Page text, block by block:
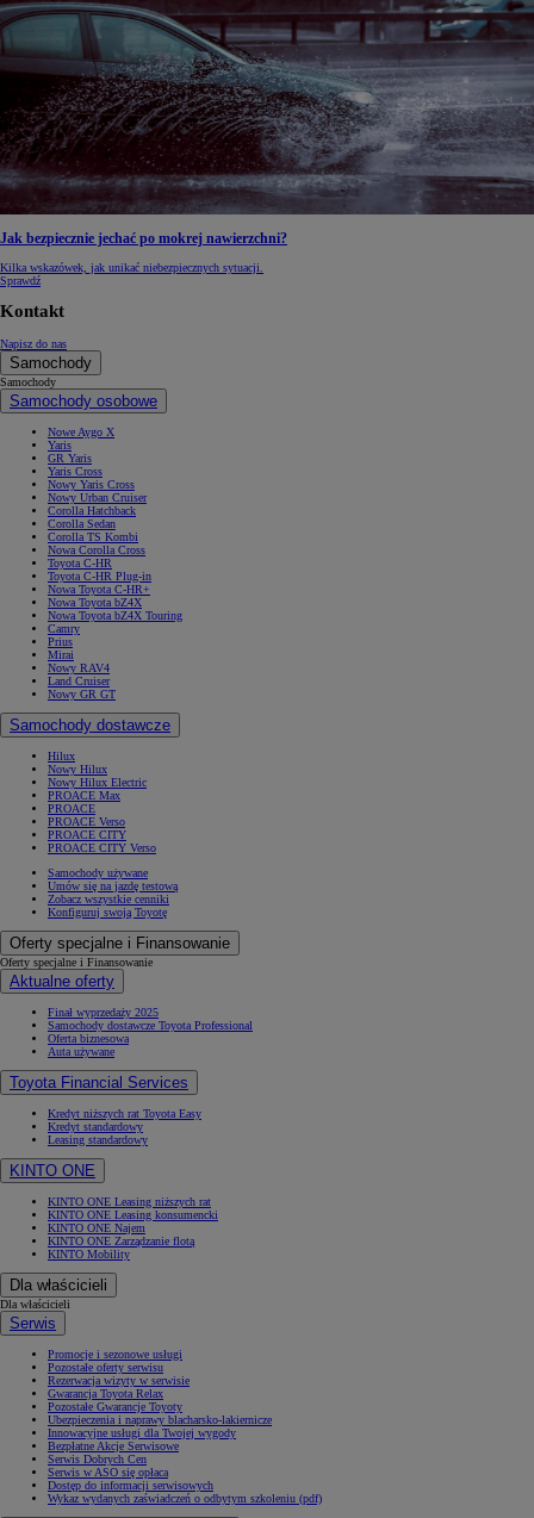
Jak bezpiecznie jechać po mokrej nawierzchni?
Kilka wskazówek, jak unikać niebezpiecznych sytuacji.
Sprawdź
Kontakt
Napisz do nas
Samochody
Samochody
Samochody osobowe
Nowe Aygo X
Yaris
GR Yaris
Yaris Cross
Nowy Yaris Cross
Nowy Urban Cruiser
Corolla Hatchback
Corolla Sedan
Corolla TS Kombi
Nowa Corolla Cross
Toyota C-HR
Toyota C-HR Plug-in
Nowa Toyota C-HR+
Nowa Toyota bZ4X
Nowa Toyota bZ4X Touring
Camry
Prius
Mirai
Nowy RAV4
Land Cruiser
Nowy GR GT
Samochody dostawcze
Hilux
Nowy Hilux
Nowy Hilux Electric
PROACE Max
PROACE
PROACE Verso
PROACE CITY
PROACE CITY Verso
Samochody używane
Umów się na jazdę testową
Zobacz wszystkie cenniki
Konfiguruj swoją Toyotę
Oferty specjalne i Finansowanie
Oferty specjalne i Finansowanie
Aktualne oferty
Finał wyprzedaży 2025
Samochody dostawcze Toyota Professional
Oferta biznesowa
Auta używane
Toyota Financial Services
Kredyt niższych rat Toyota Easy
Kredyt standardowy
Leasing standardowy
KINTO ONE
KINTO ONE Leasing niższych rat
KINTO ONE Leasing konsumencki
KINTO ONE Najem
KINTO ONE Zarządzanie flotą
KINTO Mobility
Dla właścicieli
Dla właścicieli
Serwis
Promocje i sezonowe usługi
Pozostałe oferty serwisu
Rezerwacja wizyty w serwisie
Gwarancja Toyota Relax
Pozostałe Gwarancje Toyoty
Ubezpieczenia i naprawy blacharsko-lakiernicze
Innowacyjne usługi dla Twojej wygody
Bezpłatne Akcje Serwisowe
Serwis Dobrych Cen
Serwis w ASO się opłaca
Dostęp do informacji serwisowych
Wykaz wydanych zaświadczeń o odbytym szkoleniu (pdf)